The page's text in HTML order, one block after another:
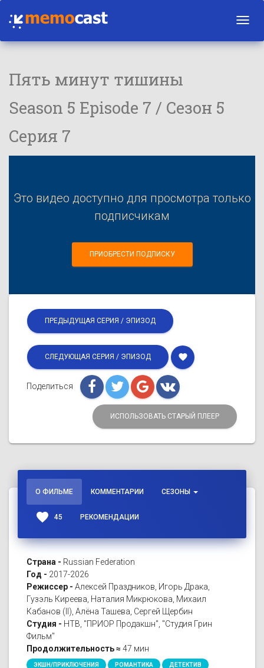
Пять минут тишины
Season 5 Episode 7 / Сезон 5
Серия 7
Это видео доступно для просмотра только
подписчикам
ПРИОБРЕСТИ ПОДПИСКУ
ПРЕДЫДУЩАЯ СЕРИЯ / ЭПИЗОД
СЛЕДУЮЩАЯ СЕРИЯ / ЭПИЗОД favorite
Поделиться
ИСПОЛЬЗОВАТЬ СТАРЫЙ ПЛЕЕР
О ФИЛЬМЕ КОММЕНТАРИИ СЕЗОНЫ
favorite 45 РЕКОМЕНДАЦИИ
Страна - Russian Federation
Год - 2017-2026
Режиссер - Алексей Праздников, Игорь Драка,
Гузэль Киреева, Наталия Микрюкова, Михаил
Кабанов (II), Алёна Ташева, Сергей Щербин
Студия - НТВ, "ПРИОР Продакшн", "Студия Грин
Фильм"
Продолжительность ≈ 47 мин
ЭКШН/ПРИКЛЮЧЕНИЯ РОМАНТИКА
ДЕТЕКТИВ